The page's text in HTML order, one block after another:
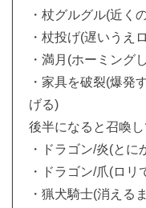
・杖グルグル(近く
・杖投げ(遅いうえ
・満月(ホーミング
・家具を破裂(爆発
げる)
後半になると召喚
・ドラゴン/炎(と
・ドラゴン/爪(ロリ
・猟犬騎士(消える